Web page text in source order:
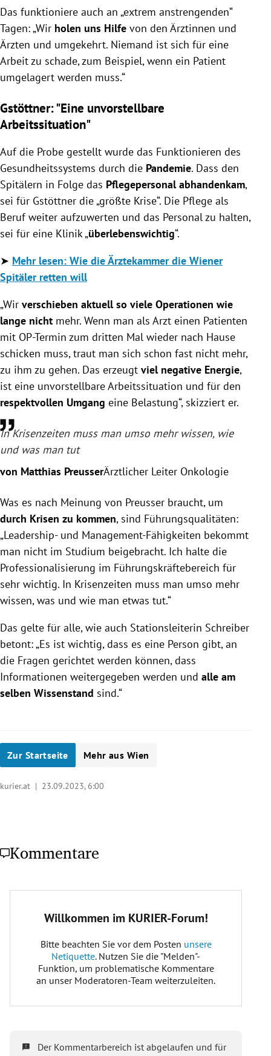
Das funktioniere auch an „extrem anstrengenden“
Tagen: „Wir holen uns Hilfe von den Ärztinnen und
Ärzten und umgekehrt. Niemand ist sich für eine
Arbeit zu schade, zum Beispiel, wenn ein Patient
umgelagert werden muss.“
Gstöttner: "Eine unvorstellbare
Arbeitssituation"
Auf die Probe gestellt wurde das Funktionieren des
Gesundheitssystems durch die Pandemie. Dass den
Spitälern in Folge das Pflegepersonal abhandenkam,
sei für Gstöttner die „größte Krise“. Die Pflege als
Beruf weiter aufzuwerten und das Personal zu halten,
sei für eine Klinik „überlebenswichtig“.
➤ Mehr lesen: Wie die Ärztekammer die Wiener
Spitäler retten will
„Wir verschieben aktuell so viele Operationen wie
lange nicht mehr. Wenn man als Arzt einen Patienten
mit OP-Termin zum dritten Mal wieder nach Hause
schicken muss, traut man sich schon fast nicht mehr,
zu ihm zu gehen. Das erzeugt viel negative Energie,
ist eine unvorstellbare Arbeitssituation und für den
respektvollen Umgang eine Belastung“, skizziert er.
In Krisenzeiten muss man umso mehr wissen, wie
und was man tut
von Matthias PreusserÄrztlicher Leiter Onkologie
Was es nach Meinung von Preusser braucht, um
durch Krisen zu kommen, sind Führungsqualitäten:
„Leadership- und Management-Fähigkeiten bekommt
man nicht im Studium beigebracht. Ich halte die
Professionalisierung im Führungskräftebereich für
sehr wichtig. In Krisenzeiten muss man umso mehr
wissen, was und wie man etwas tut.“
Das gelte für alle, wie auch Stationsleiterin Schreiber
betont: „Es ist wichtig, dass es eine Person gibt, an
die Fragen gerichtet werden können, dass
Informationen weitergegeben werden und alle am
selben Wissenstand sind.“
Zur Startseite Mehr aus Wien
kurier.at | 23.09.2023, 6:00
Kommentare